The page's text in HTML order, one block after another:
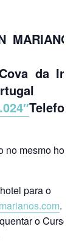
da
mesmo hotel
para o
. Ao
o Curso